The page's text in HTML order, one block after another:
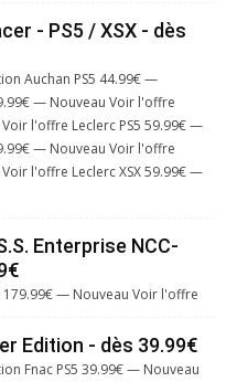
- PS5 / XSX - dès
Auchan PS5 44.99€ —
— Nouveau Voir l'offre
l'offre Leclerc PS5 59.99€ —
— Nouveau Voir l'offre
l'offre Leclerc XSX 59.99€ —
Enterprise NCC-
179.99€ — Nouveau Voir l'offre
Edition - dès 39.99€
Fnac PS5 39.99€ — Nouveau